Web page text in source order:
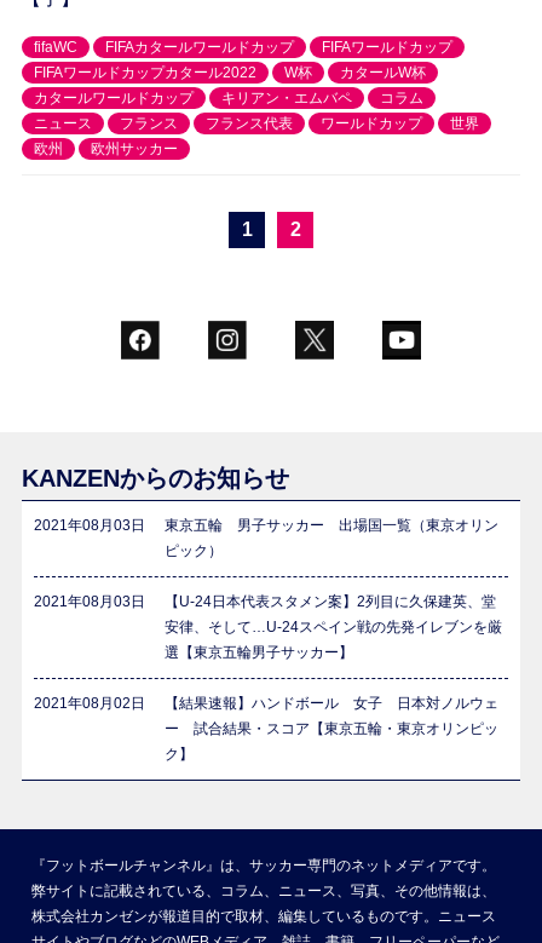
fifaWC FIFAカタールワールドカップ
FIFAワールドカップ
FIFAワールドカップカタール2022
W杯
カタールW杯
カタールワールドカップ
キリアン・エムバペ
コラム
ニュース
フランス フランス代表 ワールドカップ
世界
欧州
欧州サッカー
1 2
KANZENからのお知らせ
2021年08月03日
東京五輪 男子サッカー 出場国一覧（東京オリン
ピック）
2021年08月03日
【U-24日本代表スタメン案】2列目に久保建英、堂
安律、そして…U-24スペイン戦の先発イレブンを厳
選【東京五輪男子サッカー】
2021年08月02日
【結果速報】ハンドボール 女子 日本対ノルウェ
ー 試合結果・スコア【東京五輪・東京オリンピッ
ク】
『フットボールチャンネル』は、サッカー専門のネットメディアです。
弊サイトに記載されている、コラム、ニュース、写真、その他情報は、
株式会社カンゼンが報道目的で取材、編集しているものです。ニュース